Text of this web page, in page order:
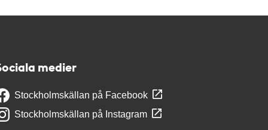
medier
Stockholmskällan på Facebook
Stockholmskällan på Instagram